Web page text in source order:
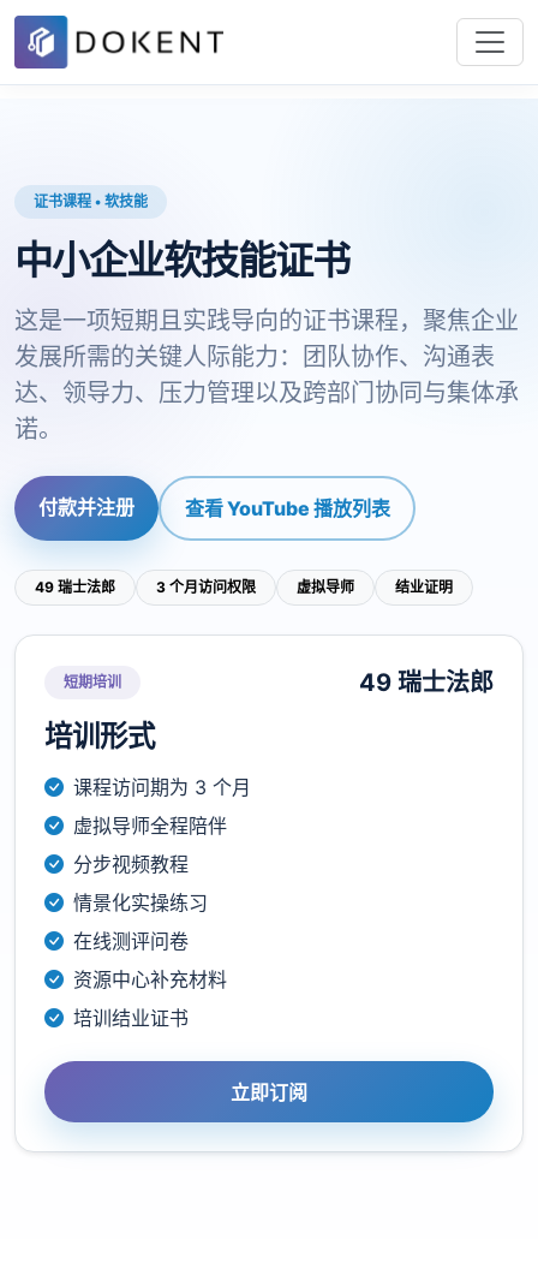
证书课程 • 软技能
中小企业软技能证书
这是一项短期且实践导向的证书课程，聚焦企业
发展所需的关键人际能力：团队协作、沟通表
达、领导力、压力管理以及跨部门协同与集体承
诺。
付款并注册 查看 YouTube 播放列表
49 瑞士法郎 3 个月访问权限 虚拟导师 结业证明
短期培训 49 瑞士法郎
培训形式
课程访问期为 3 个月
虚拟导师全程陪伴
分步视频教程
情景化实操练习
在线测评问卷
资源中心补充材料
培训结业证书
立即订阅